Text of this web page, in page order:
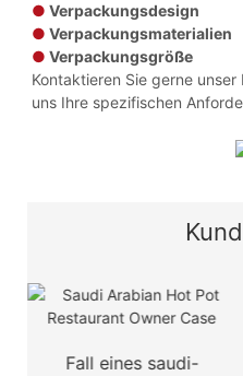
●Verpackungsdesign
●Verpackungsmaterialien
●Verpackungsgröße
Kontaktieren Sie gerne
uns Ihre spezifischen
Fall eines saudi-